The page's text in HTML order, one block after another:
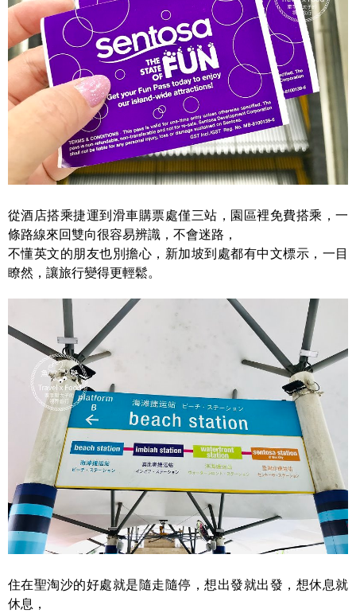
從酒店搭乘捷運到滑車購票處僅三站，園區裡免費搭乘，一
條路線來回雙向很容易辨識，不會迷路，
不懂英文的朋友也別擔心，新加坡到處都有中文標示，一目
瞭然，讓旅行變得更輕鬆。
住在聖淘沙的好處就是隨走隨停，想出發就出發，想休息就
休息，